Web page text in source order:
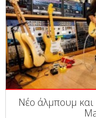
Νέο άλμπουμ και